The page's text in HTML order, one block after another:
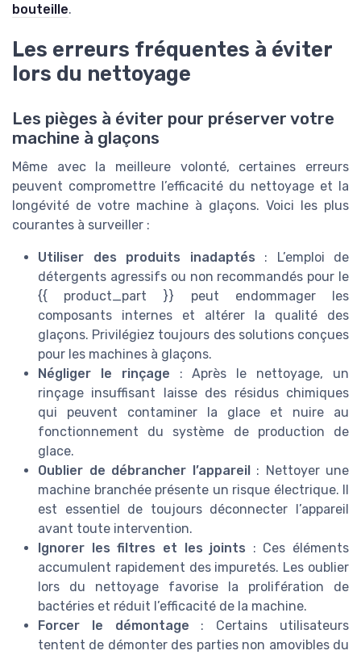
bouteille.
Les erreurs fréquentes à éviter
lors du nettoyage
Les pièges à éviter pour préserver votre
machine à glaçons
Même avec la meilleure volonté, certaines erreurs
peuvent compromettre l’efficacité du nettoyage et la
longévité de votre machine à glaçons. Voici les plus
courantes à surveiller :
Utiliser des produits inadaptés : L’emploi de
détergents agressifs ou non recommandés pour le
{{ product_part }} peut endommager les
composants internes et altérer la qualité des
glaçons. Privilégiez toujours des solutions conçues
pour les machines à glaçons.
Négliger le rinçage : Après le nettoyage, un
rinçage insuffisant laisse des résidus chimiques
qui peuvent contaminer la glace et nuire au
fonctionnement du système de production de
glace.
Oublier de débrancher l’appareil: Nettoyer une
machine branchée présente un risque électrique. Il
est essentiel de toujours déconnecter l’appareil
avant toute intervention.
Ignorer les filtres et les joints : Ces éléments
accumulent rapidement des impuretés. Les oublier
lors du nettoyage favorise la prolifération de
bactéries et réduit l’efficacité de la machine.
Forcer le démontage : Certains utilisateurs
tentent de démonter des parties non amovibles du